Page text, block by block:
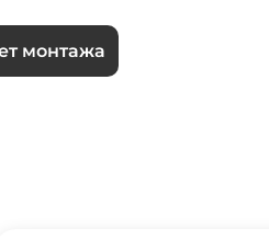
монтажа